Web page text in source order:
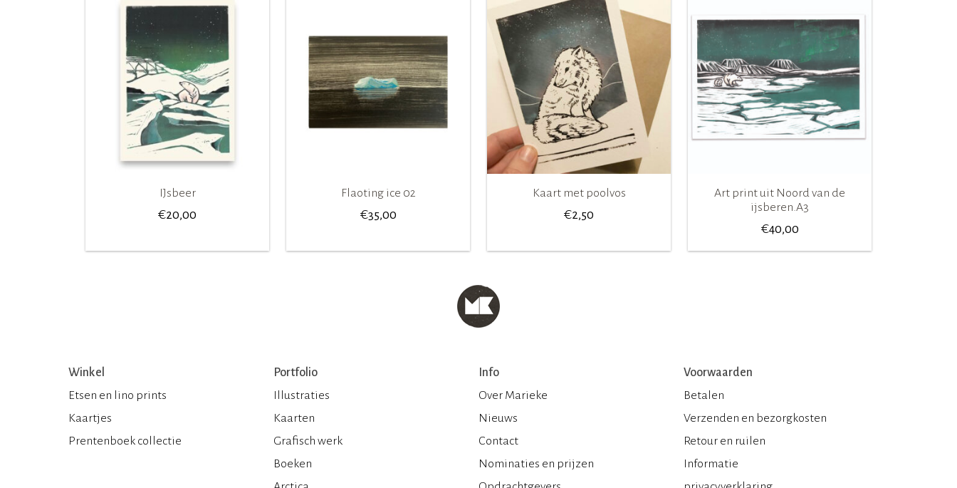
IJsbeer
€20,00
Flaoting ice 02
€35,00
Kaart met poolvos
€2,50
Art print uit Noord van de
ijsberen.A3
€40,00
Winkel
Etsen en lino prints
Kaartjes
Prentenboek collectie
Portfolio
Illustraties
Kaarten
Grafisch werk
Boeken
Info
Over Marieke
Nieuws
Contact
Nominaties en prijzen
Voorwaarden
Betalen
Verzenden en bezorgkosten
Retour en ruilen
Informatie